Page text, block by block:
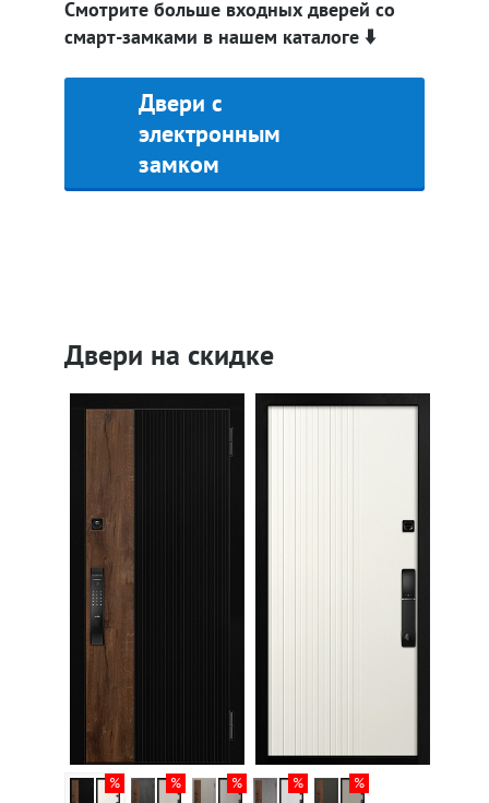
Смотрите больше входных дверей со
смарт-замками в нашем каталоге ⬇️
Двери с
электронным
замком
Двери на скидке